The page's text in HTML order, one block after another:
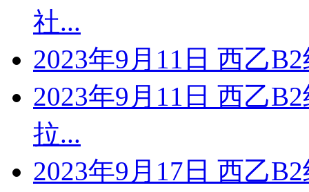
社...
2023年9月11日 西乙
2023年9月11日 西乙
拉...
2023年9月17日 西乙